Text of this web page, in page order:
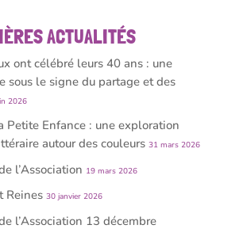
ACTUALITÉS
ont célébré leurs 40 ans : une
sous le signe du partage et des
2026
Petite Enfance : une exploration
autour des couleurs 31 mars 2026
l’Association 19 mars 2026
Reines 30 janvier 2026
l’Association 13 décembre